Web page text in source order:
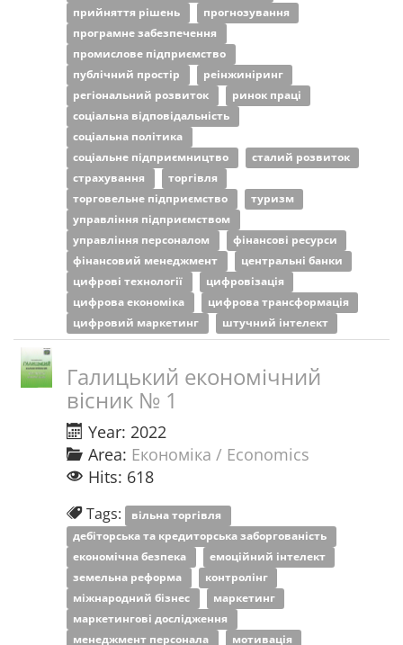
прийняття рішень
прогнозування
програмне забезпечення
промислове підприємство
публічний простір
реінжиніринг
регіональний розвиток
ринок праці
соціальна відповідальність
соціальна політика
соціальне підприємництво
сталий розвиток
страхування
торгівля
торговельне підприємство
туризм
управління підприємством
управління персоналом
фінансові ресурси
фінансовий менеджмент
центральні банки
цифрові технології
цифровізація
цифрова економіка
цифрова трансформація
цифровий маркетинг
штучний інтелект
Галицький економічний
вісник № 1
Year: 2022
Area: Економіка / Economics
Hits: 618
Tags: вільна торгівля
дебіторська та кредиторська заборгованість
економічна безпека
емоційний інтелект
земельна реформа
контролінг
міжнародний бізнес
маркетинг
маркетингові дослідження
менеджмент персонала
мотивація